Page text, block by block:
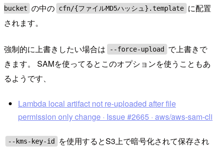
bucket の中の cfn/{ファイルMD5ハッシュ}.template に配置
されます。
強制的に上書きしたい場合は --force-upload
で上書きで
きます。 SAMを使ってるとこのオプションを使うこともあ
るようです、
Lambda local artifact not re-uploaded after file
permission only change · Issue #2665 · aws/aws-sam-cli
--kms-key-id
を使用するとS3上で暗号化されて保存され